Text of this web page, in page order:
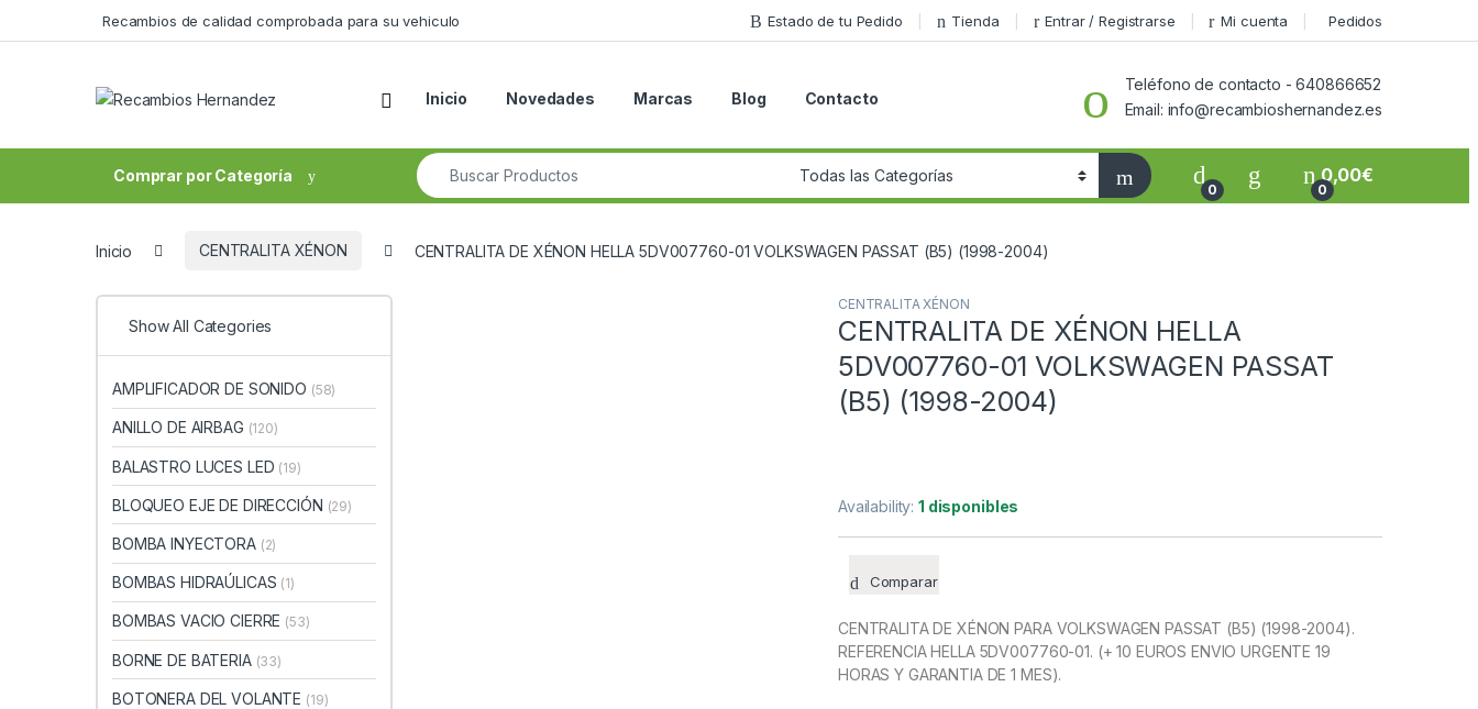
Recambios de calidad comprobada para su vehiculo Estado de tu Pedido Tienda Entrar / Registrarse Mi cuenta Pedidos
Open Inicio Novedades Marcas Blog Contacto
Teléfono de contacto - 640866652
Email: info@recambioshernandez.es
Comprar por Categoría
Search for:
0 0
0,00€
Inicio CENTRALITA XÉNON CENTRALITA DE XÉNON HELLA 5DV007760-01 VOLKSWAGEN PASSAT (B5) (1998-2004)
CENTRALITA XÉNON
CENTRALITA DE XÉNON HELLA
5DV007760-01 VOLKSWAGEN PASSAT
(B5) (1998-2004)
Availability:1 disponibles
Comparar
CENTRALITA DE XÉNON PARA VOLKSWAGEN PASSAT (B5) (1998-2004).
REFERENCIA HELLA 5DV007760-01. (+ 10 EUROS ENVIO URGENTE 19
HORAS Y GARANTIA DE 1 MES).
Show All Categories
AMPLIFICADOR DE SONIDO (58)
ANILLO DE AIRBAG (120)
BALASTRO LUCES LED (19)
BLOQUEO EJE DE DIRECCIÓN (29)
BOMBA INYECTORA (2)
BOMBAS HIDRAÚLICAS (1)
BOMBAS VACIO CIERRE (53)
BORNE DE BATERIA (33)
BOTONERA DEL VOLANTE (19)